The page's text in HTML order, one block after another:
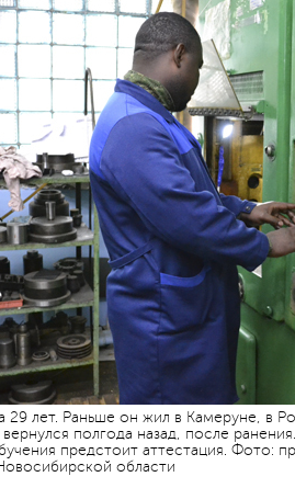
29 лет. Раньше он жил в Камеруне, в
полгода назад, после
предстоит аттестация. Фото:
области